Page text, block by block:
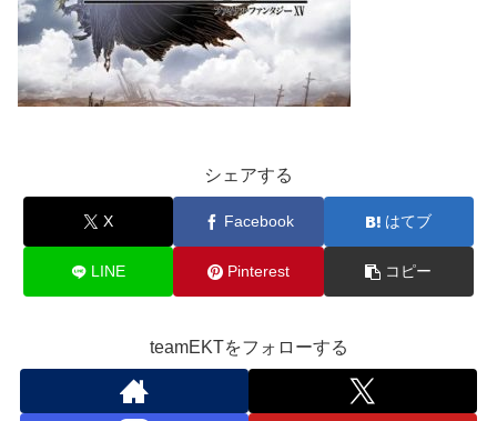
シェアする
X Facebook はてブ
LINE Pinterest コピー
teamEKTをフォローする